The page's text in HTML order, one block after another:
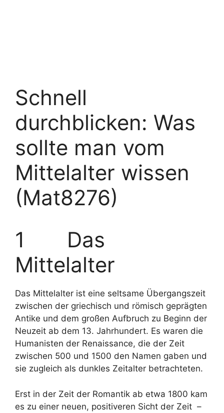
Schnell
durchblicken: Was
sollte man vom
Mittelalter wissen
(Mat8276)
1 Das
Mittelalter
Das Mittelalter ist eine seltsame Übergangszeit
zwischen der griechisch und römisch geprägten
Antike und dem großen Aufbruch zu Beginn der
Neuzeit ab dem 13. Jahrhundert. Es waren die
Humanisten der Renaissance, die der Zeit
zwischen 500 und 1500 den Namen gaben und
sie zugleich als dunkles Zeitalter betrachteten.
Erst in der Zeit der Romantik ab etwa 1800 kam
es zu einer neuen, positiveren Sicht der Zeit –